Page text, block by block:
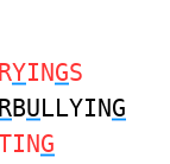
RYINGS
RBULLYING
G